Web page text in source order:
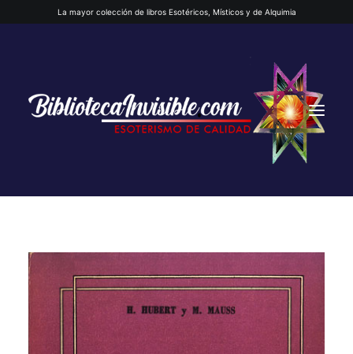
La mayor colección de libros Esotéricos, Místicos y de Alquimia
INICIO
QUIENES SOMOS